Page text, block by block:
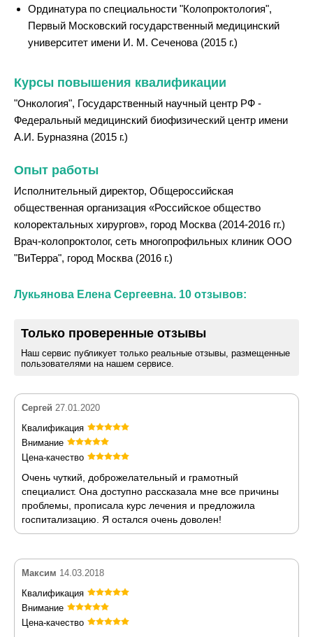
Ординатура по специальности "Колопроктология",
Первый Московский государственный медицинский
университет имени И. М. Сеченова (2015 г.)
Курсы повышения квалификации
"Онкология", Государственный научный центр РФ -
Федеральный медицинский биофизический центр имени
А.И. Бурназяна (2015 г.)
Опыт работы
Исполнительный директор, Общероссийская
общественная организация «Российское общество
колоректальных хирургов», город Москва (2014-2016 гг.)
Врач-колопроктолог, сеть многопрофильных клиник ООО
"ВиТерра", город Москва (2016 г.)
Лукьянова Елена Сергеевна. 10 отзывов:
Только проверенные отзывы
Наш сервис публикует только реальные отзывы, размещенные
пользователями на нашем сервисе.
Сергей 27.01.2020
Квалификация
Внимание
Цена-качество
Очень чуткий, доброжелательный и грамотный
специалист. Она доступно рассказала мне все причины
проблемы, прописала курс лечения и предложила
госпитализацию. Я остался очень доволен!
Максим 14.03.2018
Квалификация
Внимание
Цена-качество